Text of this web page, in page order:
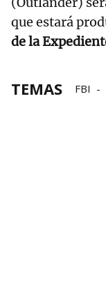
que estará
de la
TEMAS FBI